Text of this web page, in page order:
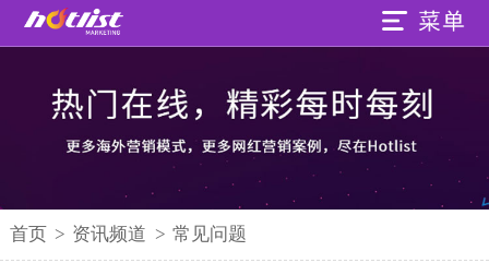
首页 > 资讯频道 > 常见问题